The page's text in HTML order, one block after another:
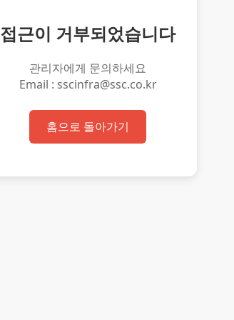
접근이 거부되었습니다
관리자에게 문의하세요
Email : sscinfra@ssc.co.kr
홈으로 돌아가기